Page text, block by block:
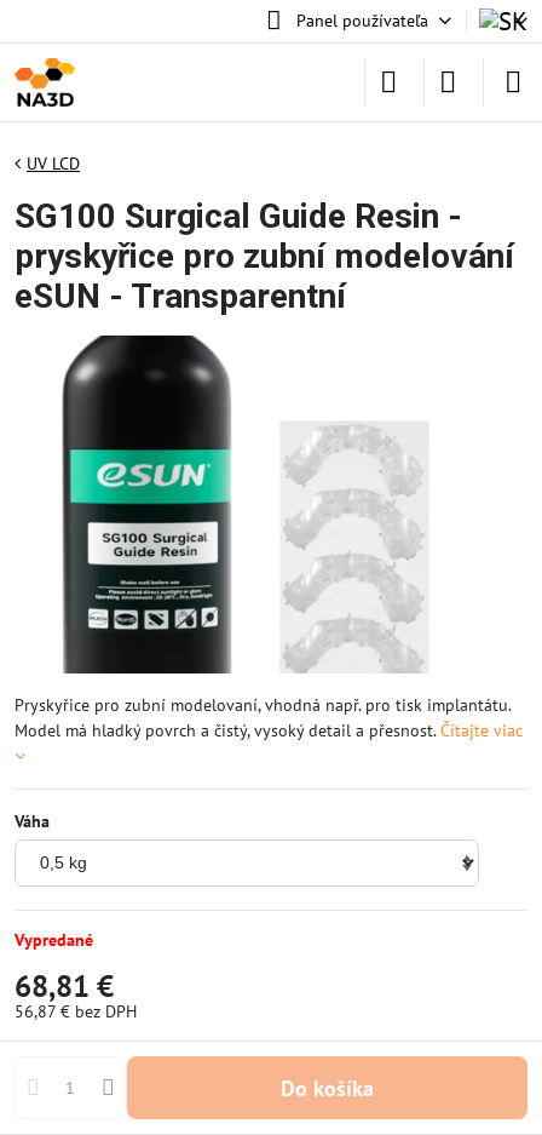
Panel používateľa
UV LCD
SG100 Surgical Guide Resin -
pryskyřice pro zubní modelování
eSUN - Transparentní
Pryskyřice pro zubní modelovaní, vhodná např. pro tisk implantátu.
Model má hladký povrch a čistý, vysoký detail a přesnost.Čítajte viac
Váha
Vypredané
68,81 €
56,87 € bez DPH
Do košíka